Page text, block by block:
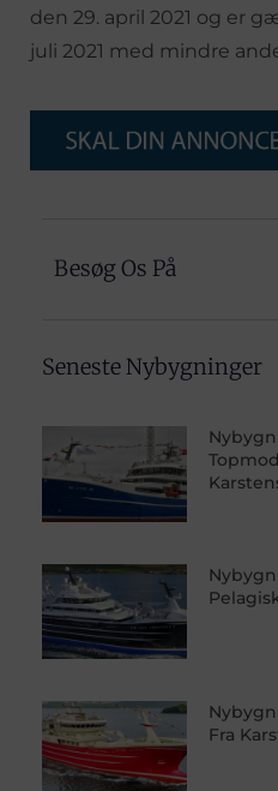
den 29. april 2021 og er
juli 2021 med mindre
Besøg Os På
Seneste Nybygninger
Fra